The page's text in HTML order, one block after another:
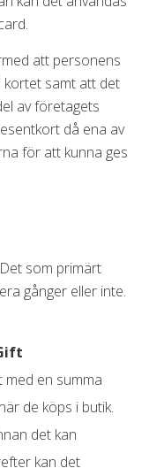
att personens
kortet samt att det
av företagets
då ena av
för att kunna ges
som primärt
gånger eller inte.
en summa
de köps i butik.
det kan
kan det